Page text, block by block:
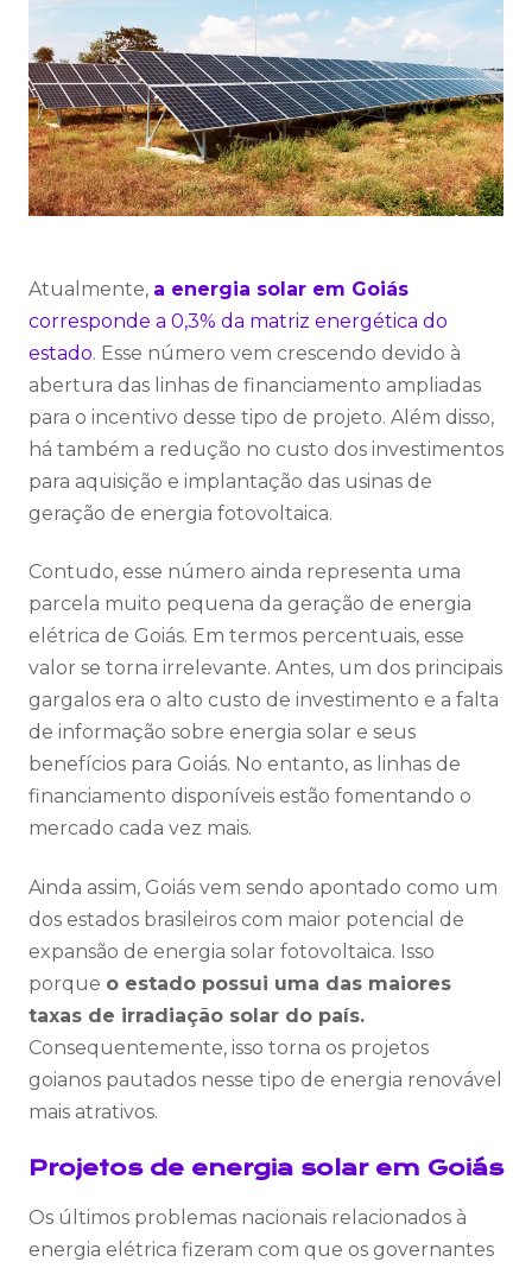
Atualmente, a energia solar em Goiás
corresponde a 0,3% da matriz energética do
estado. Esse número vem crescendo devido à
abertura das linhas de financiamento ampliadas
para o incentivo desse tipo de projeto. Além disso,
há também a redução no custo dos investimentos
para aquisição e implantação das usinas de
geração de energia fotovoltaica.
Contudo, esse número ainda representa uma
parcela muito pequena da geração de energia
elétrica de Goiás. Em termos percentuais, esse
valor se torna irrelevante. Antes, um dos principais
gargalos era o alto custo de investimento e a falta
de informação sobre energia solar e seus
benefícios para Goiás. No entanto, as linhas de
financiamento disponíveis estão fomentando o
mercado cada vez mais.
Ainda assim, Goiás vem sendo apontado como um
dos estados brasileiros com maior potencial de
expansão de energia solar fotovoltaica. Isso
porque o estado possui uma das maiores
taxas de irradiação solar do país.
Consequentemente, isso torna os projetos
goianos pautados nesse tipo de energia renovável
mais atrativos.
Projetos de energia solar em Goiás
Os últimos problemas nacionais relacionados à
energia elétrica fizeram com que os governantes